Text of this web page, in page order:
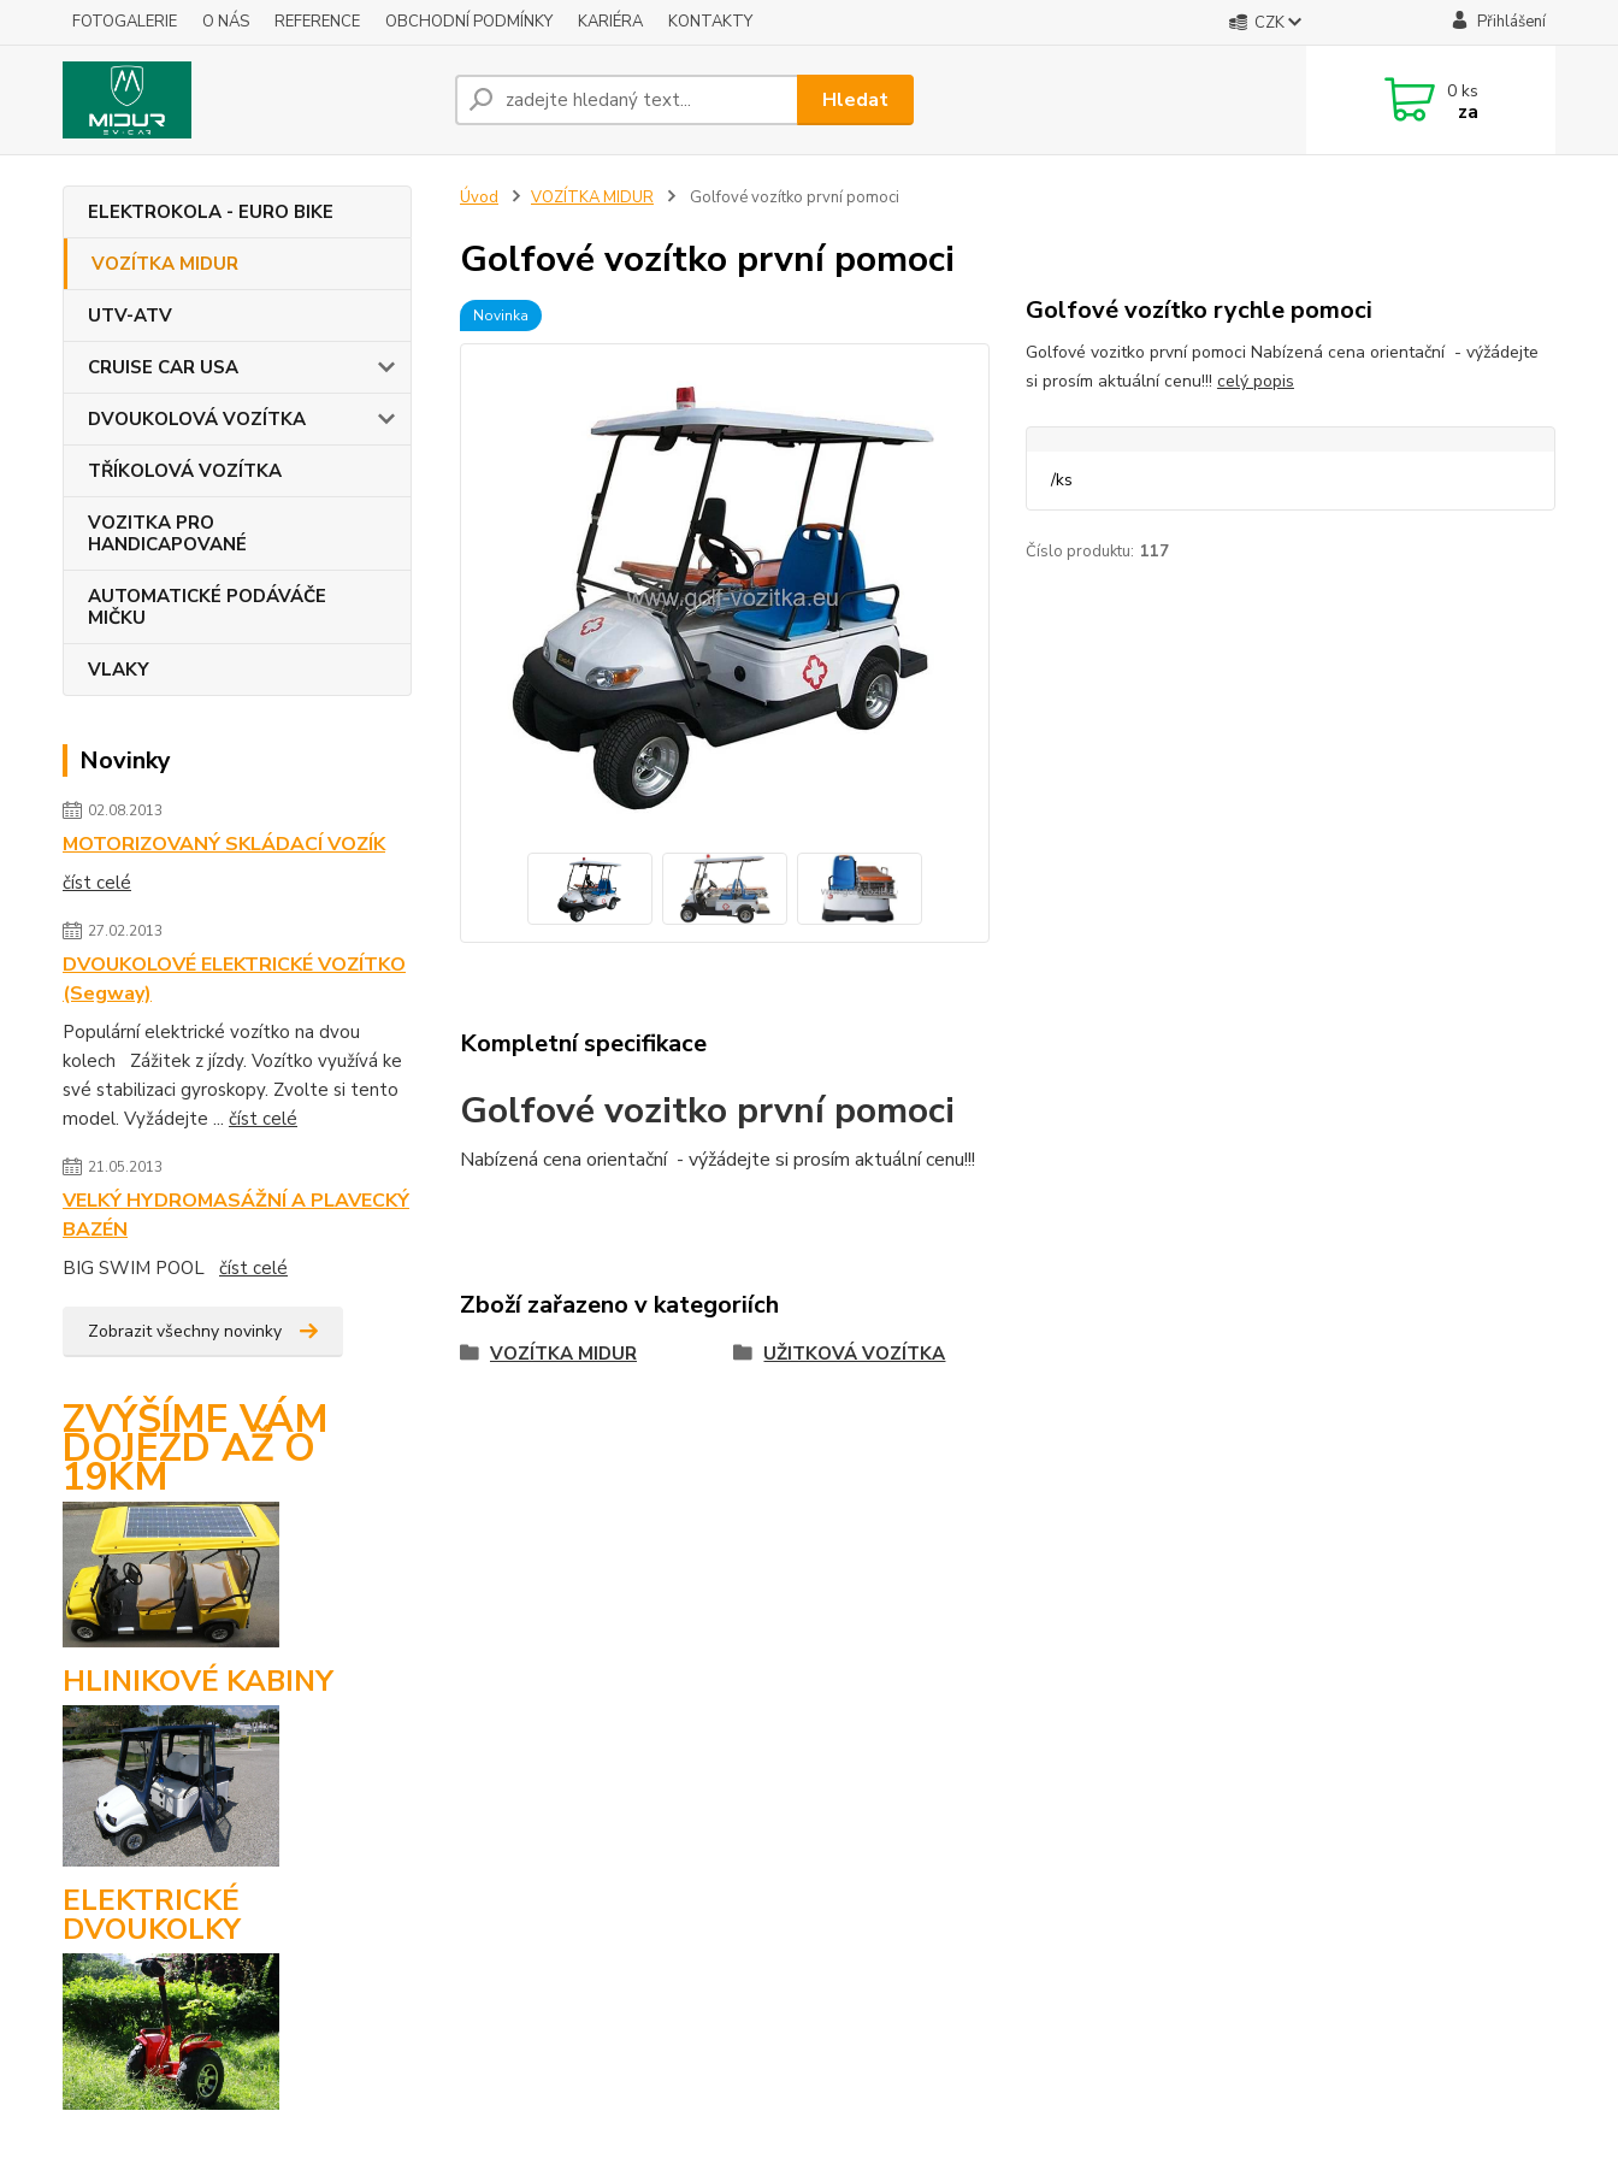
FOTOGALERIE O NÁS REFERENCE OBCHODNÍ PODMÍNKY KARIÉRA KONTAKTY CZK Přihlášení
Hledat 0 ks
za
ELEKTROKOLA - EURO BIKE
VOZÍTKA MIDUR
UTV-ATV
CRUISE CAR USA
DVOUKOLOVÁ VOZÍTKA
TŘÍKOLOVÁ VOZÍTKA
VOZITKA PRO
HANDICAPOVANÉ
AUTOMATICKÉ PODÁVÁČE
MIČKU
VLAKY
Novinky
02.08.2013
MOTORIZOVANÝ SKLÁDACÍ VOZÍK
číst celé
27.02.2013
DVOUKOLOVÉ ELEKTRICKÉ VOZÍTKO
(Segway)
Populární elektrické vozítko na dvou
kolech Zážitek z jízdy. Vozítko využívá ke
své stabilizaci gyroskopy. Zvolte si tento
model. Vyžádejte ... číst celé
21.05.2013
VELKÝ HYDROMASÁŽNÍ A PLAVECKÝ
BAZÉN
BIG SWIM POOL číst celé
Zobrazit všechny novinky
ZVÝŠÍME VÁM
DOJEZD AŽ O
19KM
HLINIKOVÉ KABINY
ELEKTRICKÉ
DVOUKOLKY
Úvod VOZÍTKA MIDUR Golfové vozítko první pomoci
Golfové vozítko první pomoci
Novinka Golfové vozítko rychle pomoci
Golfové vozitko první pomoci Nabízená cena orientační - výžádejte
si prosím aktuální cenu!!! celý popis
/ks
Číslo produktu: 117
Kompletní specifikace
Golfové vozitko první pomoci
Nabízená cena orientační - výžádejte si prosím aktuální cenu!!!
Zboží zařazeno v kategoriích
VOZÍTKA MIDUR UŽITKOVÁ VOZÍTKA